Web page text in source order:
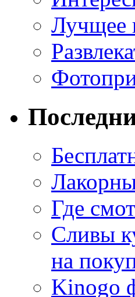
Лучщее
Где
Сливы
на
Kinogo